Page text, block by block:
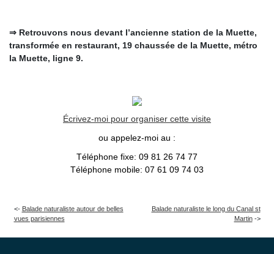
⇒ Retrouvons nous devant l’ancienne station de la Muette,
transformée en restaurant, 19 chaussée de la Muette, métro
la Muette, ligne 9.
Écrivez-moi pour organiser cette visite
ou appelez-moi au :
Téléphone fixe: 09 81 26 74 77
Téléphone mobile: 07 61 09 74 03
Balade naturaliste autour de belles
vues parisiennes
Balade naturaliste le long du Canal st
Martin